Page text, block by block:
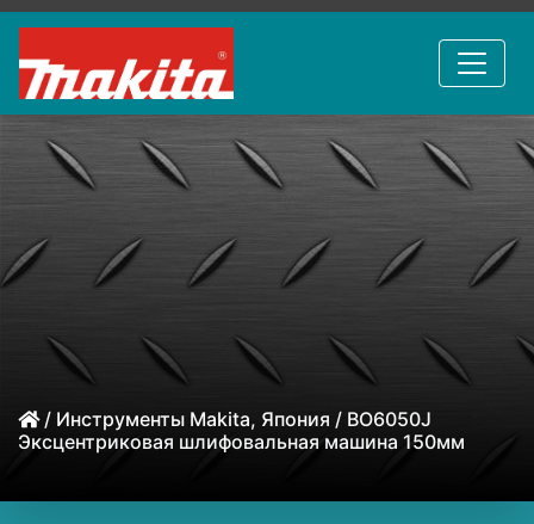
/ Инструменты Makita, Япония / BO6050J
Эксцентриковая шлифовальная машина 150мм